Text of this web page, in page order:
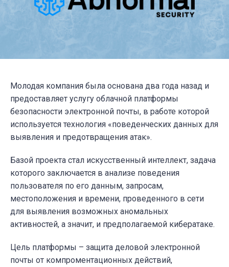
Молодая компания была основана два года назад и
предоставляет услугу облачной платформы
безопасности электронной почты, в работе которой
используется технология «поведенческих данных для
выявления и предотвращения атак».
Базой проекта стал искусственный интеллект, задача
которого заключается в анализе поведения
пользователя по его данным, запросам,
местоположения и времени, проведенного в сети
для выявления возможных аномальных
активностей, а значит, и предполагаемой кибератаке.
Цель платформы – защита деловой электронной
почты от компроментационных действий,